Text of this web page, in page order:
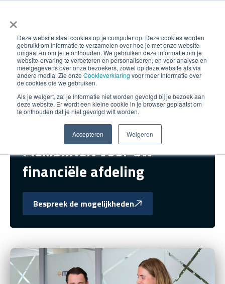
×
Deze website slaat cookies op je computer op. Deze cookies worden
gebruikt om informatie te verzamelen over hoe je met onze website
omgaat en om je te onthouden. We gebruiken deze informatie om je
website-ervaring te verbeteren en personaliseren, en voor analyse en
meetgegevens over onze bezoekers, zowel op deze website als via
andere media. Zie onze Cookieverklaring voor meer informatie over
de cookies die we gebruiken.
Als je weigert, zal je informatie niet worden gevolgd bij je bezoek aan
deze website. Er wordt een kleine cookie in je browser geplaatst om
te onthouden dat je niet gevolgd wilt worden.
Accepteren Weigeren
Detachering
Flexibiliteit voor uw
financiële afdeling
Bespreek de mogelijkheden